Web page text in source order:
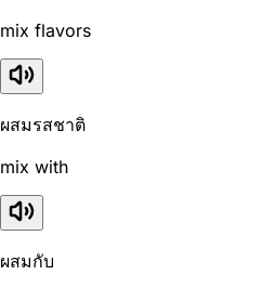
mix flavors
ผสมรสชาติ
mix with
ผสมกับ